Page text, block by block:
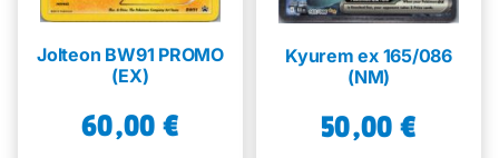
Jolteon BW91 PROMO
(EX)
60,00 €
Kyurem ex 165/086
(NM)
50,00 €